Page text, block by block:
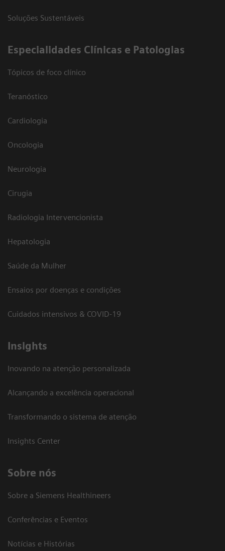
Soluções Sustentáveis
​Especialidades Clínicas e Patologias
Tópicos de foco clínico
Teranóstico
Cardiologia
Oncologia
Neurologia
Cirugia
Radiologia Intervencionista
Hepatologia
Saúde da Mulher
Ensaios por doenças e condições
Cuidados intensivos & COVID-19
Insights
Inovando na atenção personalizada
Alcançando a excelência operacional
Transformando o sistema de atenção
Insights Center
Sobre nós
Sobre a Siemens Healthineers
Conferências e Eventos
Notícias e Histórias